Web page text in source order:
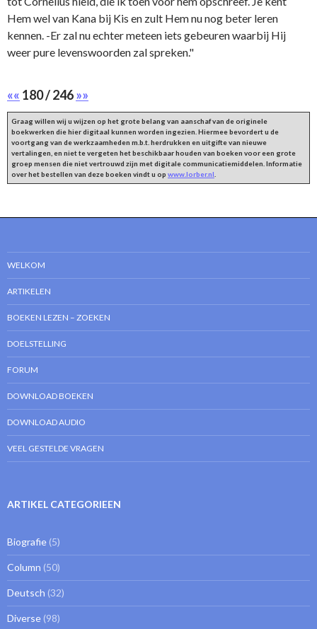
Hem wel van Kana bij Kis en zult Hem nu nog beter leren
kennen. -Er zal nu echter meteen iets gebeuren waarbij Hij
weer pure levenswoorden zal spreken."
«« 180 / 246»»
Graag willen wij u wijzen op het grote belang van aanschaf van de originele
boekwerken die hier digitaal kunnen worden ingezien. Hiermee bevordert u de
voortgang van de werkzaamheden m.b.t. herdrukken en uitgifte van nieuwe
vertalingen, en niet te vergeten het beschikbaar houden van boeken voor een grote
groep mensen die niet vertrouwd zijn met digitale communicatiemiddelen. Informatie
over het bestellen van deze boeken vindt u op www.lorber.nl
WELKOM
ARTIKELEN
BOEKEN LEZEN – ZOEKEN
DOELSTELLING
FORUM
DOWNLOAD BOEKEN
DOWNLOAD AUDIO
VEEL GESTELDE VRAGEN
ARTIKEL CATEGORIEEN
Biografie (5)
Column (50)
Deutsch (32)
Diverse (98)